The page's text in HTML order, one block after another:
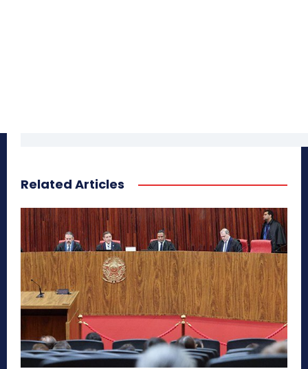
Related Articles